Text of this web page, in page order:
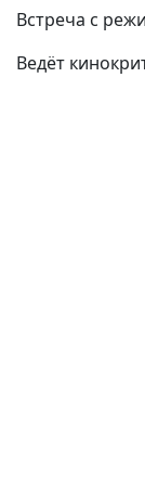
Встреча с
Ведёт